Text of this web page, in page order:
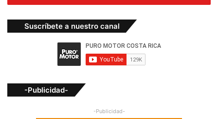
Suscríbete a nuestro canal
-Publicidad-
-Publicidad-